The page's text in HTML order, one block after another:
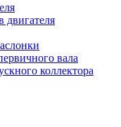
двигателя
вала
коллектора